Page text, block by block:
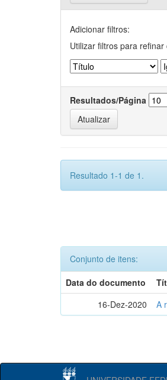
Adicionar filtros:
Utilizar filtros para
Resultados/Página
Resultado 1-1 de 1.
Conjunto de itens:
Data do documento
16-Dez-2020
A